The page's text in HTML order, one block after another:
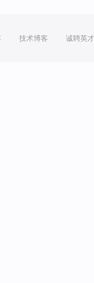
技术博客 诚聘英才